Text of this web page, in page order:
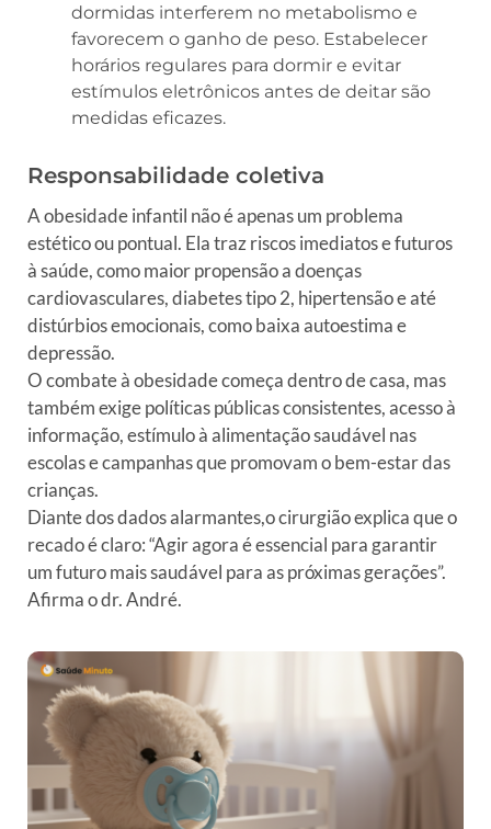
dormidas interferem no metabolismo e
favorecem o ganho de peso. Estabelecer
horários regulares para dormir e evitar
estímulos eletrônicos antes de deitar são
medidas eficazes.
Responsabilidade coletiva
A obesidade infantil não é apenas um problema
estético ou pontual. Ela traz riscos imediatos e futuros
à saúde, como maior propensão a doenças
cardiovasculares, diabetes tipo 2, hipertensão e até
distúrbios emocionais, como baixa autoestima e
depressão.
O combate à obesidade começa dentro de casa, mas
também exige políticas públicas consistentes, acesso à
informação, estímulo à alimentação saudável nas
escolas e campanhas que promovam o bem-estar das
crianças.
Diante dos dados alarmantes,o cirurgião explica que o
recado é claro: “Agir agora é essencial para garantir
um futuro mais saudável para as próximas gerações”.
Afirma o dr. André.